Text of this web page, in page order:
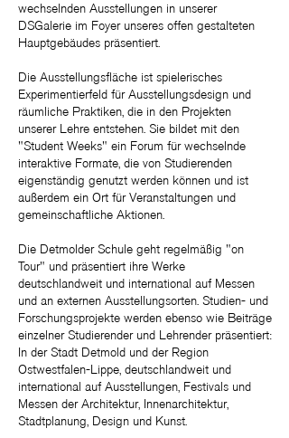
wechselnden Ausstellungen in unserer
DSGalerie im Foyer unseres offen gestalteten
Hauptgebäudes präsentiert.
Die Ausstellungsfläche ist spielerisches
Experimentierfeld für Ausstellungsdesign und
räumliche Praktiken, die in den Projekten
unserer Lehre entstehen. Sie bildet mit den
"Student Weeks" ein Forum für wechselnde
interaktive Formate, die von Studierenden
eigenständig genutzt werden können und ist
außerdem ein Ort für Veranstaltungen und
gemeinschaftliche Aktionen.
Die Detmolder Schule geht regelmäßig "on
Tour" und präsentiert ihre Werke
deutschlandweit und international auf Messen
und an externen Ausstellungsorten. Studien- und
Forschungsprojekte werden ebenso wie Beiträge
einzelner Studierender und Lehrender präsentiert:
In der Stadt Detmold und der Region
Ostwestfalen-Lippe, deutschlandweit und
international auf Ausstellungen, Festivals und
Messen der Architektur, Innenarchitektur,
Stadtplanung, Design und Kunst.